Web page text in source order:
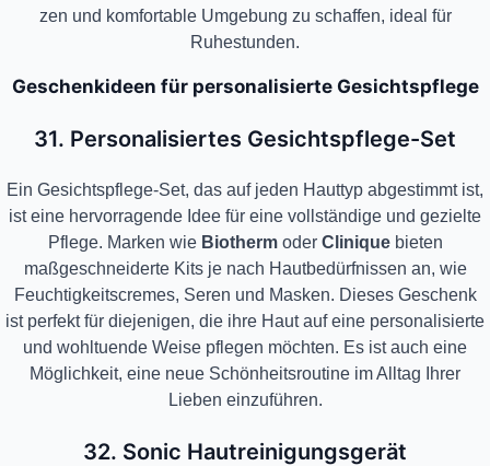
zen und komfortable Umgebung zu schaffen, ideal für
Ruhestunden.
Geschenkideen für personalisierte Gesichtspflege
31. Personalisiertes Gesichtspflege-Set
Ein Gesichtspflege-Set, das auf jeden Hauttyp abgestimmt ist,
ist eine hervorragende Idee für eine vollständige und gezielte
Pflege. Marken wie Biothermoder Cliniquebieten
maßgeschneiderte Kits je nach Hautbedürfnissen an, wie
Feuchtigkeitscremes, Seren und Masken. Dieses Geschenk
ist perfekt für diejenigen, die ihre Haut auf eine personalisierte
und wohltuende Weise pflegen möchten. Es ist auch eine
Möglichkeit, eine neue Schönheitsroutine im Alltag Ihrer
Lieben einzuführen.
32. Sonic Hautreinigungsgerät